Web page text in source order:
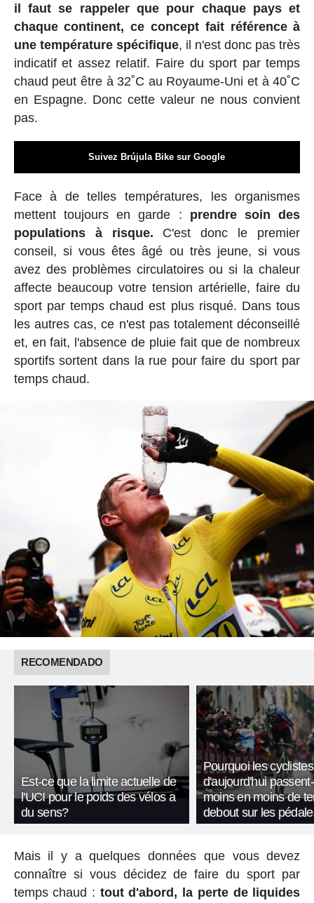
il faut se rappeler que pour chaque pays et
chaque continent, ce concept fait référence à
une température spécifique, il n'est donc pas très
indicatif et assez relatif. Faire du sport par temps
chaud peut être à 32˚C au Royaume-Uni et à 40˚C
en Espagne. Donc cette valeur ne nous convient
pas.
Suivez Brújula Bike sur Google
Face à de telles températures, les organismes
mettent toujours en garde : prendre soin des
populations à risque. C'est donc le premier
conseil, si vous êtes âgé ou très jeune, si vous
avez des problèmes circulatoires ou si la chaleur
affecte beaucoup votre tension artérielle, faire du
sport par temps chaud est plus risqué. Dans tous
les autres cas, ce n'est pas totalement déconseillé
et, en fait, l'absence de pluie fait que de nombreux
sportifs sortent dans la rue pour faire du sport par
temps chaud.
RECOMENDADO
Est-ce que la limite actuelle de
l'UCI pour le poids des vélos a
du sens?
Pourquoi les cyclistes
d'aujourd'hui
moins en moins de
debout sur les
Mais il y a quelques données que vous devez
connaître si vous décidez de faire du sport par
temps chaud : tout d'abord, la perte de liquides